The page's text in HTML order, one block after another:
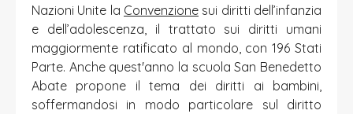
Nazioni Unite la Convenzione sui diritti dell’infanzia
e dell’adolescenza, il trattato sui diritti umani
maggiormente ratificato al mondo, con 196 Stati
Parte. Anche quest'anno la scuola San Benedetto
Abate propone il tema dei diritti ai bambini,
soffermandosi in modo particolare sul diritto